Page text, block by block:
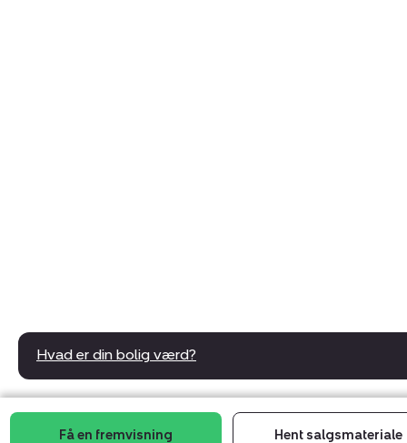
Få en fremvisning Hent salgsmateriale
Hvad er din bolig værd?